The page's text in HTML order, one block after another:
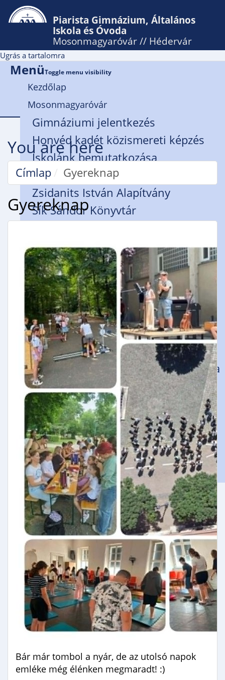
Piarista Gimnázium, Általános
Iskola és Óvoda
Mosonmagyaróvár // Hédervár
Ugrás a tartalomra
MenüToggle menu visibility
Kezdőlap
Mosonmagyaróvár
Gimnáziumi jelentkezés
Honvéd kadét közismereti képzés
Iskolánk bemutatkozása
Rendház
Zsidanits István Alapítvány
Sík Sándor Könyvtár
Hédervár
Napsugár Óvoda
Timaffy László Tagiskola
Tagiskolánk dolgozói
Hédervári Gyermekek Neveléséért
Alapítvány
Pályázatok
Piarista Gimnázium, Általános Iskola
és Óvoda
Mosonmagyaróvári Piarista
Rendház
Zsidanits István Alapítvány
Gimnáziumi jelentkezés
Erasmus+
You are here
Címlap Gyereknap
Gyereknap
Bár már tombol a nyár, de az utolsó napok
emléke még élénken megmaradt! :)